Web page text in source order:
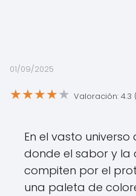
01/09/2025
★★★★★ Valoración: 4.3
En el vasto
donde el sabor y la
compiten por el
una paleta de